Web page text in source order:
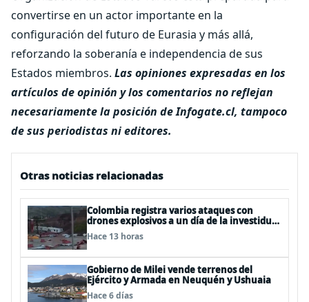
convertirse en un actor importante en la
configuración del futuro de Eurasia y más allá,
reforzando la soberanía e independencia de sus
Estados miembros. Las opiniones expresadas en los
artículos de opinión y los comentarios no reflejan
necesariamente la posición de Infogate.cl, tampoco
de sus periodistas ni editores.
Otras noticias relacionadas
Colombia registra varios ataques con
drones explosivos a un día de la investidura
de De la Espriella: un policía muerto
Hace 13 horas
Gobierno de Milei vende terrenos del
Ejército y Armada en Neuquén y Ushuaia
Hace 6 días